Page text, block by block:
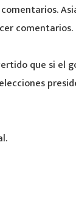
comentarios.
que si el